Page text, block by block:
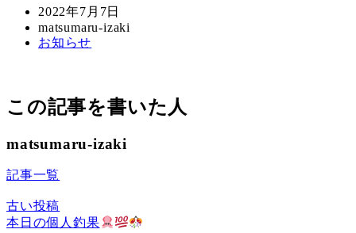
投
稿
日
2022年7月7日
著
者
matsumaru-izaki
カ
ー
お知らせ
この記事を書いた人
matsumaru-izaki
記事一覧
古い投稿
本日の個人釣果